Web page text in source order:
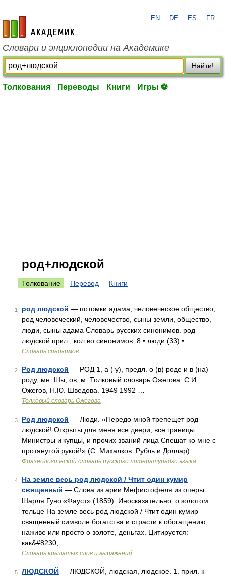
academic.ru
EN DE ES FR
Словари и энциклопедии на Академике
Найти!
Толкования Переводы Книги Игры ⚽
род+людской
Толкование Перевод Книги
1 род людской — потомки адама, человеческое общество,
род человеческий, человечество, сыны земли, общество,
люди, сыны адама Словарь русских синонимов. род
людской прил., кол во синонимов: 8 • люди (33) • …
Словарь синонимов
2 Род людской — РОД 1, а ( у), предл. о (в) роде и в (на)
роду, мн. Шы, ов, м. Толковый словарь Ожегова. С.И.
Ожегов, Н.Ю. Шведова. 1949 1992 …
Толковый словарь Ожегова
3 Род людской — Люди. «Передо мной трепещет род
людской! Открыты для меня все двери, все границы.
Министры и купцы, и прочих званий лица Спешат ко мне с
протянутой рукой!» (С. Михалков. Рубль и Доллар) …
Фразеологический словарь русского литературного языка
4
На земле весь род людской / Чтит один кумир
священный — Слова из арии Мефистофеля из оперы
Шарля Гуно «Фауст» (1859). Иносказательно: о золотом
тельце На земле весь род людской / Чтит один кумир
священный символе богатства и страсти к обогащению,
наживе или просто о золоте, деньгах. Цитируется:
как&#8230; …
Словарь крылатых слов и выражений
5 ЛЮДСКОЙ — ЛЮДСКОЙ, людская, людское. 1. прил. к